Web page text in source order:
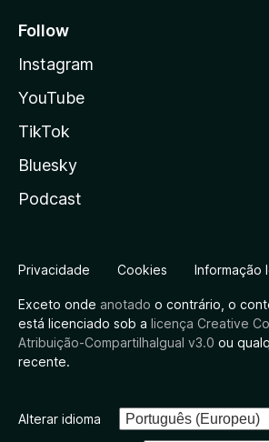
Follow
Instagram
YouTube
TikTok
Bluesky
Podcast
Privacidade Cookies Informação
Exceto onde anotado o contrário, o
está licenciado sob a licença Creative
Atribuição-CompartilhaIgual v3.0 ou
recente.
Alterar idioma